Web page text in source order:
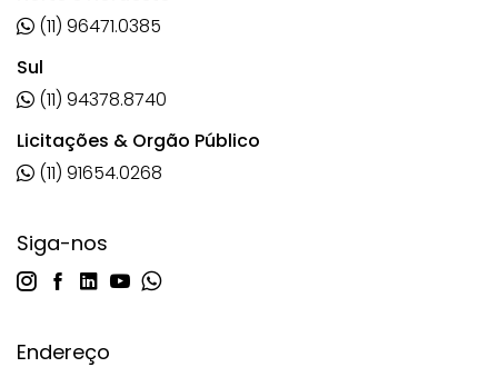
(11) 96471.0385
Sul
(11) 94378.8740
Licitações & Orgão Público
(11) 91654.0268
Siga-nos
Endereço